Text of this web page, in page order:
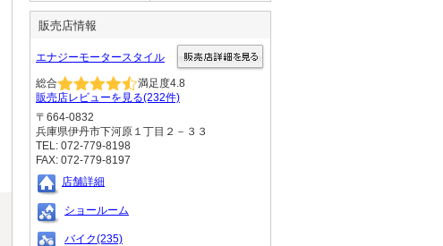
販売店情報
エナジーモータースタイル
総合 満足度4.8
販売店レビューを見る(232件)
〒664-0832
兵庫県伊丹市下河原１丁目２－３３
TEL: 072-779-8198
FAX: 072-779-8197
店舗詳細
ショールーム
バイク(235)